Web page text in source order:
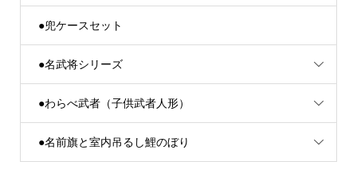
●兜ケースセット
●名武将シリーズ
●わらべ武者（子供武者人形）
●名前旗と室内吊るし鯉のぼり